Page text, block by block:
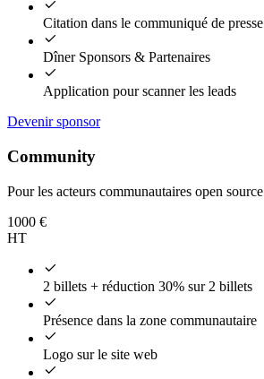
Citation dans le communiqué de presse
Dîner Sponsors & Partenaires
Application pour scanner les leads
Devenir sponsor
Community
Pour les acteurs communautaires open source
1000 €
HT
2 billets + réduction 30% sur 2 billets
Présence dans la zone communautaire
Logo sur le site web